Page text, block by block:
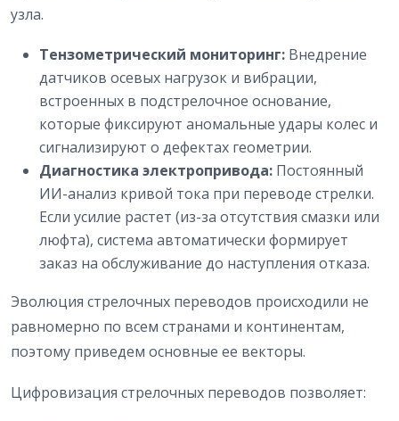
узла.
Тензометрический мониторинг: Внедрение
датчиков осевых нагрузок и вибрации,
встроенных в подстрелочное основание,
которые фиксируют аномальные удары колес и
сигнализируют о дефектах геометрии.
Диагностика электропривода: Постоянный
ИИ-анализ кривой тока при переводе стрелки.
Если усилие растет (из-за отсутствия смазки или
люфта), система автоматически формирует
заказ на обслуживание до наступления отказа.
Эволюция стрелочных переводов происходили не
равномерно по всем странами и континентам,
поэтому приведем основные ее векторы.
Цифровизация стрелочных переводов позволяет: